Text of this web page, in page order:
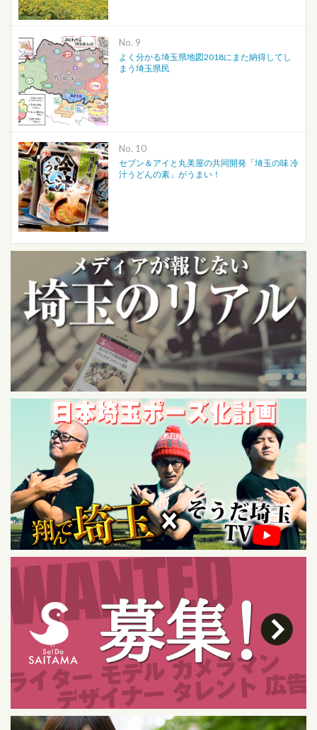
No.
よく分かる埼玉県地図2018にまた納得してし
まう埼玉県民
No.
セブン＆アイと丸美屋の共同開発「埼玉の味 冷
汁うどんの素」がうまい！